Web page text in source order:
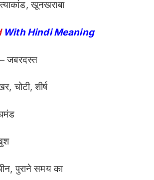
खूनखराबा
With Hindi Meaning
– जबरदस्त
चोटी, शीर्ष
पुराने समय का